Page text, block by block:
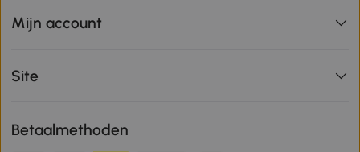
Mijn account
Site
Betaalmethoden